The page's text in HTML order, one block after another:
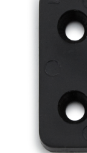
Mein Konto
Unsere Partner
Versand